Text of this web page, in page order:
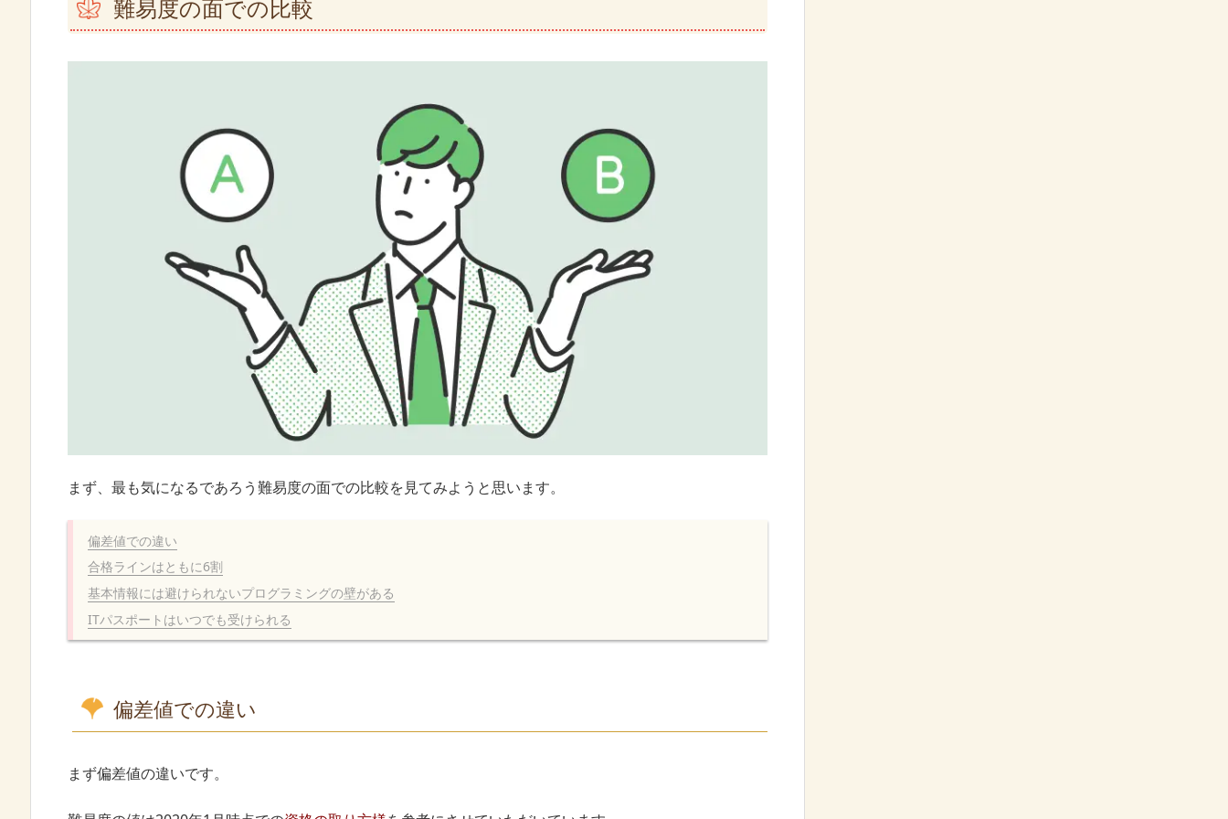
難易度の面での比較
まず、最も気になるであろう難易度の面での比較を見てみようと思います。
偏差値での違い
合格ラインはともに6割
基本情報には避けられないプログラミングの壁がある
ITパスポートはいつでも受けられる
偏差値での違い
まず偏差値の違いです。